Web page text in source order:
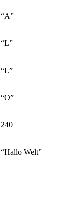
“A”
“L”
“L”
“O”
240
“Hallo Welt”